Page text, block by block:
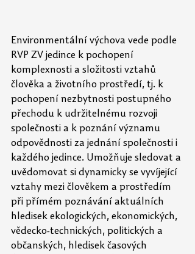
Environmentální výchova vede podle
RVP ZV jedince k pochopení
komplexnosti a složitosti vztahů
člověka a životního prostředí, tj. k
pochopení nezbytnosti postupného
přechodu k udržitelnému rozvoji
společnosti a k poznání významu
odpovědnosti za jednání společnosti i
každého jedince. Umožňuje sledovat a
uvědomovat si dynamicky se vyvíjející
vztahy mezi člověkem a prostředím
při přímém poznávání aktuálních
hledisek ekologických, ekonomických,
vědecko-technických, politických a
občanských, hledisek časových